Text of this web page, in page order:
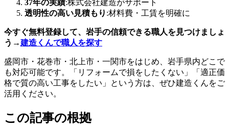
37年の実績:株式会社建造がサポート
透明性の高い見積もり :材料費・工賃を明確に
今すぐ無料登録して、岩手の信頼できる職人を見つけましょ
う→建造くんで職人を探す
盛岡市・花巻市・北上市・一関市をはじめ、岩手県内どこで
も対応可能です。「リフォームで損をしたくない」「適正価
格で質の高い工事をしたい」という方は、ぜひ建造くんをご
活用ください。
この記事の根拠